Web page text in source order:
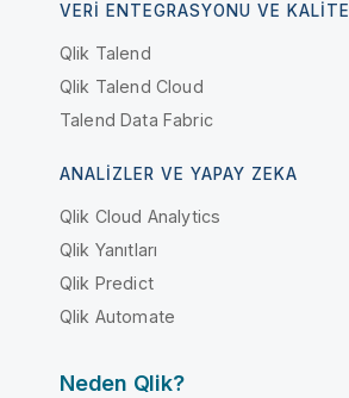
VERI ENTEGRASYONU VE KALITE
Qlik Talend
Qlik Talend Cloud
Talend Data Fabric
ANALIZLER VE YAPAY ZEKA
Qlik Cloud Analytics
Qlik Yanıtları
Qlik Predict
Qlik Automate
Neden Qlik?